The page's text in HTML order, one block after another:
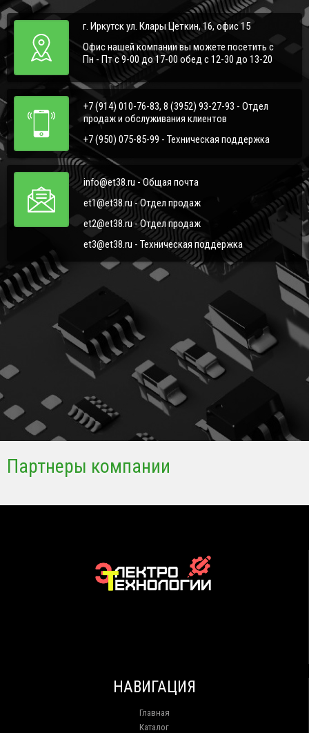
г. Иркутск ул. Клары Цеткин, 16, офис 15
Офис нашей компании вы можете посетить с
Пн - Пт с 9-00 до 17-00 обед с 12-30 до 13-20
+7 (914) 010-76-83, 8 (3952) 93-27-93 - Отдел
продаж и обслуживания клиентов
+7 (950) 075-85-99 - Техническая поддержка
info@et38.ru - Общая почта
et1@et38.ru - Отдел продаж
et2@et38.ru - Отдел продаж
et3@et38.ru - Техническая поддержка
Партнеры компании
НАВИГАЦИЯ
Главная
Каталог